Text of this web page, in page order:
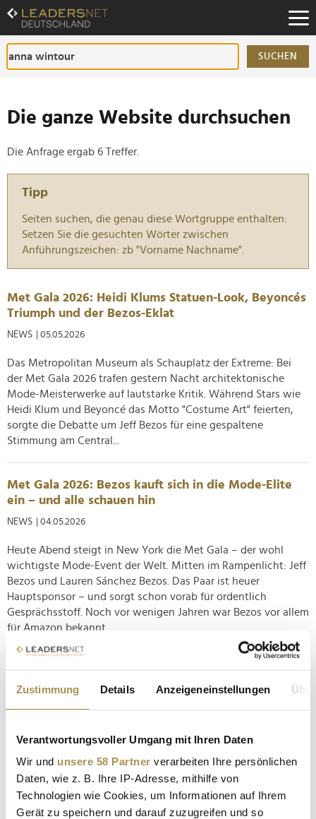
Zustimmung Details Anzeigeneinstellungen
Verantwortungsvoller Umgang mit Ihren Daten
Wir und unsere 58 Partner verarbeiten Ihre persönlichen
Daten, wie z. B. Ihre IP-Adresse, mithilfe von
Technologien wie Cookies, um Informationen auf Ihrem
Gerät zu speichern und darauf zuzugreifen und so
Zum
Inhalt
Zur
Fußzeilen-
Navigation
SUCHEN
Die ganze Website durchsuchen
Die Anfrage ergab 6 Treffer.
Tipp
Seiten suchen, die genau diese Wortgruppe enthalten:
Setzen Sie die gesuchten Wörter zwischen
Anführungszeichen: zb "Vorname Nachname".
Met Gala 2026: Heidi Klums Statuen-Look, Beyoncés
Triumph und der Bezos-Eklat
NEWS | 05.05.2026
Das Metropolitan Museum als Schauplatz der Extreme: Bei
der Met Gala 2026 trafen gestern Nacht architektonische
Mode-Meisterwerke auf lautstarke Kritik. Während Stars wie
Heidi Klum und Beyoncé das Motto "Costume Art" feierten,
sorgte die Debatte um Jeff Bezos für eine gespaltene
Stimmung am Central...
Met Gala 2026: Bezos kauft sich in die Mode-Elite
ein – und alle schauen hin
NEWS | 04.05.2026
Heute Abend steigt in New York die Met Gala – der wohl
wichtigste Mode-Event der Welt. Mitten im Rampenlicht: Jeff
Bezos und Lauren Sánchez Bezos. Das Paar ist heuer
Hauptsponsor – und sorgt schon vorab für ordentlich
Gesprächsstoff. Noch vor wenigen Jahren war Bezos vor allem
für Amazon bekannt....
Der Teufel trägt immer noch Prada
NEWS | 30.06.2025
Geburtstag. Zum runden Jubiläum wird der langgehegte
20th Century Studios hat angekündigt, dass ein Nachfolger
zum Modebranchen-Blockbuster von 2006 in Produktion
gegangen ist. In den...